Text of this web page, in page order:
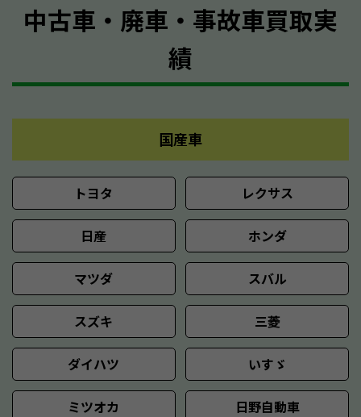
中古車・廃車・事故車買取実
績
国産車
トヨタ レクサス
日産 ホンダ
マツダ スバル
スズキ 三菱
ダイハツ いすゞ
ミツオカ 日野自動車